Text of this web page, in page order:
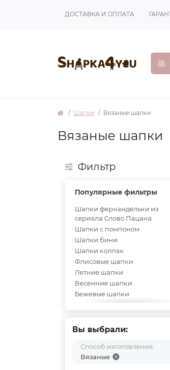
ДОСТАВКА И ОПЛАТА
Шапки Вязаные шапки
Вязаные шапки
Фильтр
Популярные фильтры
Шапки фернандельки из
сериала Слово Пацана
Шапки с помпоном
Шапки бини
Шапки колпак
Флисовые шапки
Летние шапки
Весенние шапки
Бежевые шапки
Меховые шапки
Вязаные шапки бини
Вязаные зимние шапки
Шапки летние
Вы выбрали:
Способ изготовления:
Вязаные